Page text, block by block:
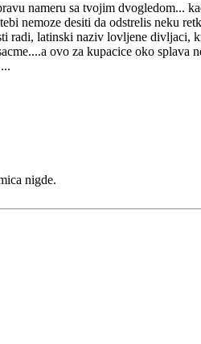
nameru sa tvojim dvogledom...
nemoze desiti da odstrelis neku
radi, latinski naziv lovljene divljaci,
ovo za kupacice oko splava
nigde.